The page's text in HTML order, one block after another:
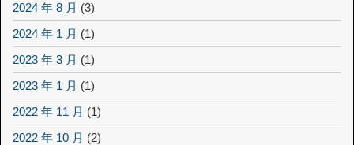
2024 年 8 月 (3)
2024 年 1 月 (1)
2023 年 3 月 (1)
2023 年 1 月 (1)
2022 年 11 月 (1)
2022 年 10 月 (2)